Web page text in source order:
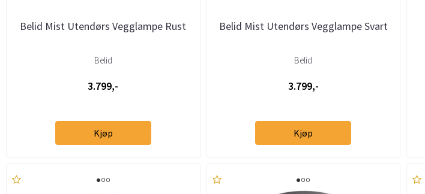
Belid Mist Utendørs Vegglampe Rust
Belid
3.799,-
Kjøp
Belid Mist Utendørs Vegglampe Svart
Belid
3.799,-
Kjøp